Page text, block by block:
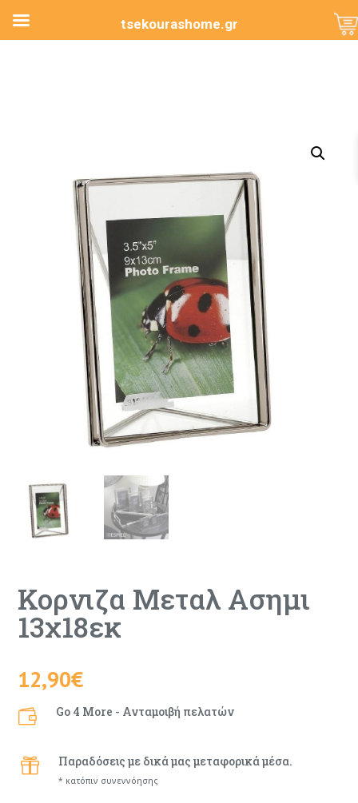
Κορνιζα Μεταλ Ασημι
13χ18εκ
12,90€
 Go 4 More - Ανταμοιβή πελατών
 Παραδόσεις με δικά μας μεταφορικά μέσα.
* κατόπιν συνεννόησης
tsekourashome.gr